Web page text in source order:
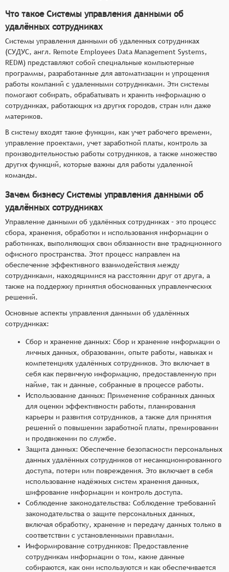
Что такое Системы управления данными об
удалённых сотрудниках
Системы управления данными об удаленных сотрудниках
(СУДУС, англ. Remote Employees Data Management Systems,
REDM) представляют собой специальные компьютерные
программы, разработанные для автоматизации и упрощения
работы компаний с удаленными сотрудниками. Эти системы
помогают собирать, обрабатывать и хранить информацию о
сотрудниках, работающих из других городов, стран или даже
материков.
В систему входят такие функции, как учет рабочего времени,
управление проектами, учет заработной платы, контроль за
производительностью работы сотрудников, а также множество
других функций, которые важны для работы удаленной
команды.
Зачем бизнесу Системы управления данными об
удалённых сотрудниках
Управление данными об удалённых сотрудниках – это процесс
сбора, хранения, обработки и использования информации о
работниках, выполняющих свои обязанности вне традиционного
офисного пространства. Этот процесс направлен на
обеспечение эффективного взаимодействия между
сотрудниками, находящимися на расстоянии друг от друга, а
также на поддержку принятия обоснованных управленческих
решений.
Основные аспекты управления данными об удалённых
сотрудниках:
Сбор и хранение данных: Сбор и хранение информации о
личных данных, образовании, опыте работы, навыках и
компетенциях удалённых сотрудников. Это включает в
себя как первичную информацию, предоставленную при
найме, так и данные, собранные в процессе работы.
Использование данных: Применение собранных данных
для оценки эффективности работы, планирования
карьеры и развития сотрудников, а также для принятия
решений о повышении заработной платы, премировании
и продвижении по службе.
Защита данных: Обеспечение безопасности персональных
данных удалённых сотрудников от несанкционированного
доступа, потери или повреждения. Это включает в себя
использование надёжных систем хранения данных,
шифрование информации и контроль доступа.
Соблюдение законодательства: Соблюдение требований
законодательства о защите персональных данных,
включая обработку, хранение и передачу данных только в
соответствии с установленными правилами.
Информирование сотрудников: Предоставление
сотрудникам информации о том, какие данные
собираются, как они используются и как обеспечивается